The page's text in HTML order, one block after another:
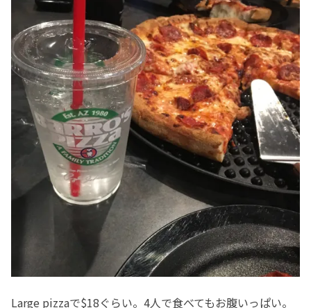
Large pizzaで$18ぐらい。4人で食べてもお腹いっぱい。